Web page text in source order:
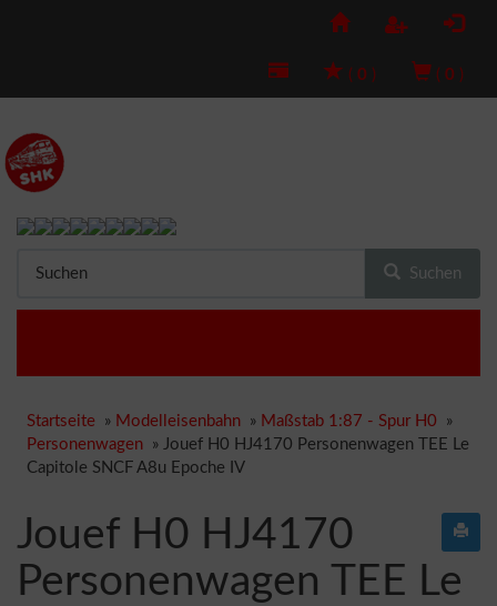
( 0 ) ( 0 )
Suchen
Startseite » Modelleisenbahn » Maßstab 1:87 - Spur H0 »
Personenwagen » Jouef H0 HJ4170 Personenwagen TEE Le
Capitole SNCF A8u Epoche IV
Jouef H0 HJ4170
Personenwagen TEE Le